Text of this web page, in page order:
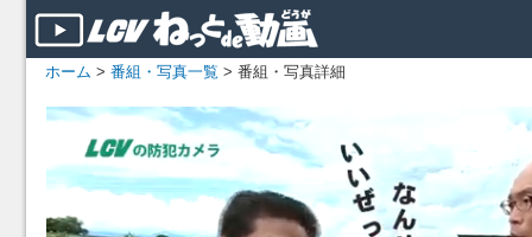
ホーム > 番組・写真一覧 > 番組・写真詳細